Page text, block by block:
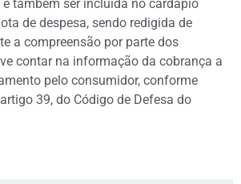
também ser incluída no cardápio
de despesa, sendo redigida de
a compreensão por parte dos
contar na informação da cobrança a
pelo consumidor, conforme
39, do Código de Defesa do